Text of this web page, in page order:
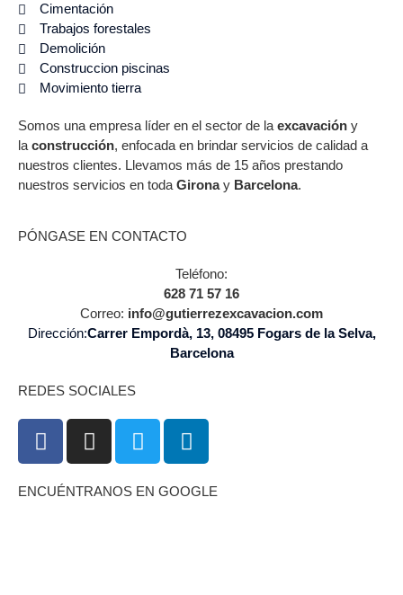
Cimentación
Trabajos forestales
Demolición
Construccion piscinas
Movimiento tierra
Somos una empresa líder en el sector de la excavación y
la construcción, enfocada en brindar servicios de calidad a
nuestros clientes. Llevamos más de 15 años prestando
nuestros servicios en toda Gironay Barcelona.
PÓNGASE EN CONTACTO
Teléfono:
628 71 57 16
Correo: info@gutierrezexcavacion.com
Dirección:Carrer Empordà, 13, 08495 Fogars de la Selva,
Barcelona
REDES SOCIALES
ENCUÉNTRANOS EN GOOGLE